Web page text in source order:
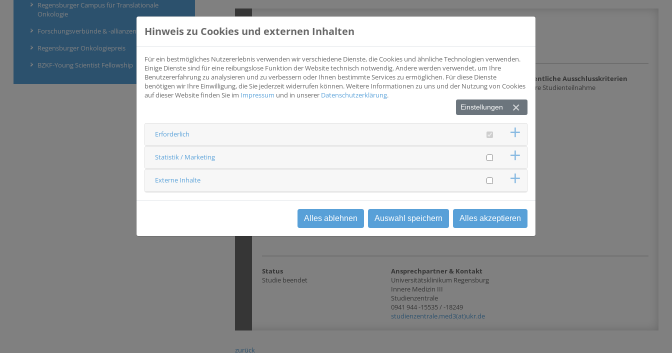
Regensburger Campus für Translationale
Onkologie
Forschungsverbünde & -allianzen
Regensburger Onkologiepreis
BZKF-Young Scientist Fellowship
(iEwingRegistry)
Ein multinational geführtes Ewing Sarkom (EwS) Register.
Krankheitsentität(en)
Knochen und Weichteile (Sarkome)
Wesentliche Einschlusskriterien
Neu diagnostizierte Patienten mit
die nicht in laufende klinische Studien
eingeschlossen werden können. Ebenso
können Patienten aus klinischen Studien
nach deren Abschluß zum Langzeit Follow-
mit sogenannten "atypischen EwS" oder
"Ewing-ähnlichen Sarkomen". Es gibt
anders als bei klinischen Studie, keine
Altersbegrenzung. Es wird Biomaterial der
Registerteilnehmer in der GPOH-CESS
ein hoher Forschungsbedarf zu genetisch-
bedingten Diagnose- und
Wesentliche Ausschlusskriterien
andere Studienteilnahme
Status
Studie beendet
Ansprechpartner & Kontakt
Universitätsklinikum Regensburg
Innere Medizin III
Studienzentrale
0941 944 -15535 / -18249
studienzentrale.med3(at)ukr.de
zurück
Hinweis zu Cookies und externen Inhalten
Für ein bestmögliches Nutzererlebnis verwenden wir verschiedene Dienste, die Cookies und ähnliche Technologien verwenden.
Einige Dienste sind für eine reibungslose Funktion der Website technisch notwendig. Andere werden verwendet, um Ihre
Benutzererfahrung zu analysieren und zu verbessern oder Ihnen bestimmte Services zu ermöglichen. Für diese Dienste
benötigen wir Ihre Einwilligung, die Sie jederzeit widerrufen können. Weitere Informationen zu uns und der Nutzung von Cookies
auf dieser Website finden Sie im Impressum und in unserer Datenschutzerklärung.
Einstellungen
Erforderlich
Statistik / Marketing
Externe Inhalte
Alles ablehnen Auswahl speichern Alles akzeptieren